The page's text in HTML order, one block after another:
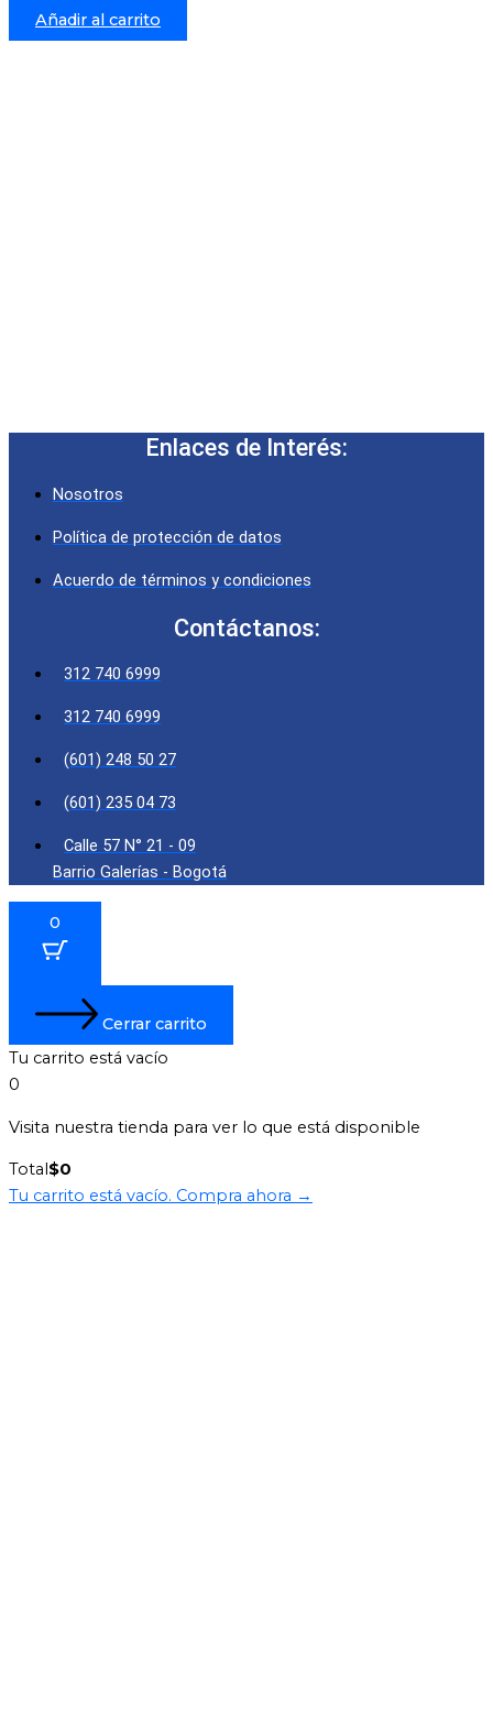
Añadir al carrito
Enlaces de Interés:
Nosotros
Política de protección de datos
Acuerdo de términos y condiciones
Contáctanos:
312 740 6999
312 740 6999
(601) 248 50 27
(601) 235 04 73
Calle 57 N° 21 - 09
Barrio Galerías - Bogotá
0
Cerrar carrito
Tu carrito está vacío
0
Visita nuestra tienda para ver lo que está disponible
Total$0
Tu carrito está vacío. Compra ahora →